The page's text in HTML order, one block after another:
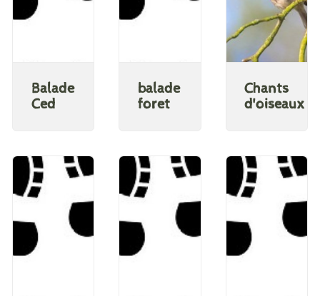
Balade
Ced
balade
foret
Chants
d'oiseaux